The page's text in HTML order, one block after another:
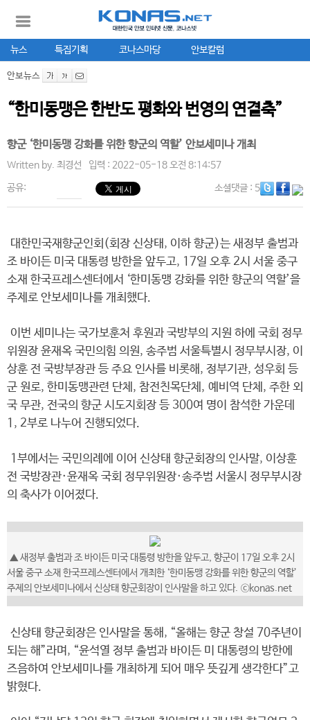
뉴스 특집기획 코나스마당 안보칼럼
안보뉴스
“한미동맹은 한반도 평화와 번영의 연결축”
향군 ‘한미동맹 강화를 위한 향군의 역할’ 안보세미나 개최
Written by. 최경선 입력 : 2022-05-18 오전 8:14:57
공유: 소셜댓글: 5
대한민국재향군인회(회장 신상태, 이하 향군)는 새정부 출범과
조 바이든 미국 대통령 방한을 앞두고, 17일 오후 2시 서울 중구
소재 한국프레스센터에서 ‘한미동맹 강화를 위한 향군의 역할’을
주제로 안보세미나를 개최했다.
이번 세미나는 국가보훈처 후원과 국방부의 지원 하에 국회 정무
위원장 윤재옥 국민의힘 의원, 송주범 서울특별시 정무부시장, 이
상훈 전 국방부장관 등 주요 인사를 비롯해, 정부기관, 성우회 등
군 원로, 한미동맹관련 단체, 참전친목단체, 예비역 단체, 주한 외
국 무관, 전국의 향군 시도지회장 등 300여 명이 참석한 가운데
1, 2부로 나누어 진행되었다.
1부에서는 국민의례에 이어 신상태 향군회장의 인사말, 이상훈
전 국방장관·윤재옥 국회 정무위원장·송주범 서울시 정무부시장
의 축사가 이어졌다.
▲ 새정부 출범과 조 바이든 미국 대통령 방한을 앞두고, 향군이 17일 오후 2시
서울 중구 소재 한국프레스센터에서 개최한 ‘한미동맹 강화를 위한 향군의 역할’
주제의 안보세미나에서 신상태 향군회장이 인사말을 하고 있다. ⓒkonas.net
신상태 향군회장은 인사말을 통해, “올해는 향군 창설 70주년이
되는 해”라며, “윤석열 정부 출범과 바이든 미 대통령의 방한에
즈음하여 안보세미나를 개최하게 되어 매우 뜻깊게 생각한다”고
밝혔다.